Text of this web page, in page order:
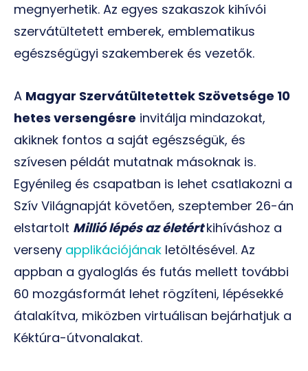
megnyerhetik. Az egyes szakaszok kihívói
szervátültetett emberek, emblematikus
egészségügyi szakemberek és vezetők.
A Magyar Szervátültetettek Szövetsége 10
hetes versengésre invitálja mindazokat,
akiknek fontos a saját egészségük, és
szívesen példát mutatnak másoknak is.
Egyénileg és csapatban is lehet csatlakozni a
Szív Világnapját követően, szeptember 26-án
elstartolt Millió lépés az életért kihíváshoz a
verseny applikációjának letöltésével. Az
appban a gyaloglás és futás mellett további
60 mozgásformát lehet rögzíteni, lépésekké
átalakítva, miközben virtuálisan bejárhatjuk a
Kéktúra-útvonalakat.